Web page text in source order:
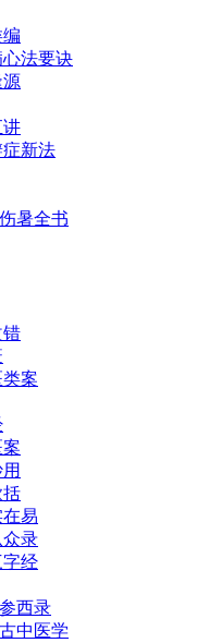
法要诀
源
讲
新法
暑全书
错
案
括
易
录
经
西录
中医学